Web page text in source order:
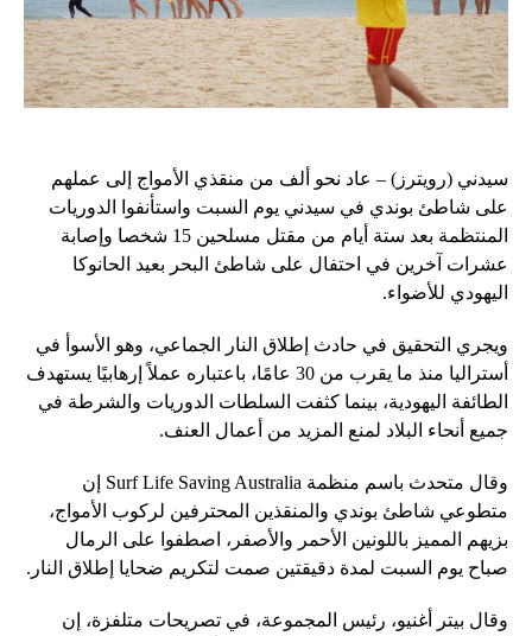
سيدني (رويترز) – عاد نحو ألف من منقذي الأمواج إلى عملهم
على شاطئ بوندي في سيدني يوم السبت واستأنفوا الدوريات
المنتظمة بعد ستة أيام من مقتل مسلحين 15 شخصا وإصابة
عشرات آخرين في احتفال على شاطئ البحر بعيد الحانوكا
اليهودي للأضواء.
ويجري التحقيق في حادث إطلاق النار الجماعي، وهو الأسوأ في
أستراليا منذ ما يقرب من 30 عامًا، باعتباره عملاً إرهابيًا يستهدف
الطائفة اليهودية، بينما كثفت السلطات الدوريات والشرطة في
جميع أنحاء البلاد لمنع المزيد من أعمال العنف.
وقال متحدث باسم منظمة Surf Life Saving Australia إن
متطوعي شاطئ بوندي والمنقذين المحترفين لركوب الأمواج،
بزيهم المميز باللونين الأحمر والأصفر، اصطفوا على الرمال
صباح يوم السبت لمدة دقيقتين صمت لتكريم ضحايا إطلاق النار.
وقال بيتر أغنيو، رئيس المجموعة، في تصريحات متلفزة، إن